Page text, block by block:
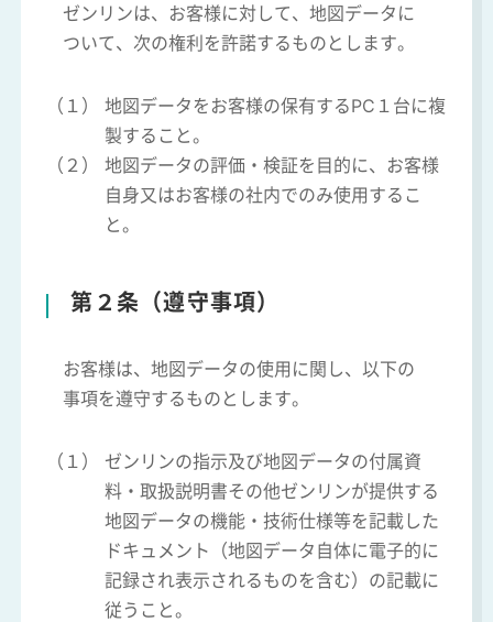
ゼンリンは、お客様に対して、地図データに
ついて、次の権利を許諾するものとします。
（１）
地図データをお客様の保有するPC１台に複
製すること。
（２）
地図データの評価・検証を目的に、お客様
自身又はお客様の社内でのみ使用するこ
と。
第２条（遵守事項）
お客様は、地図データの使用に関し、以下の
事項を遵守するものとします。
（１）
ゼンリンの指示及び地図データの付属資
料・取扱説明書その他ゼンリンが提供する
地図データの機能・技術仕様等を記載した
ドキュメント（地図データ自体に電子的に
記録され表示されるものを含む）の記載に
従うこと。